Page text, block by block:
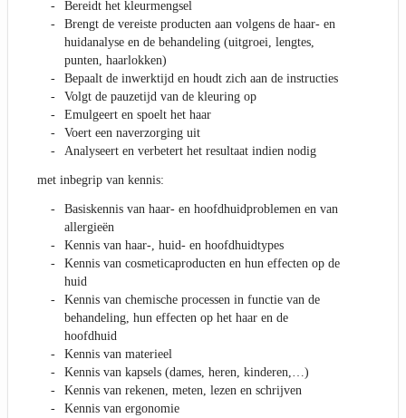
Bereidt het kleurmengsel
Brengt de vereiste producten aan volgens de haar- en
huidanalyse en de behandeling (uitgroei, lengtes,
punten, haarlokken)
Bepaalt de inwerktijd en houdt zich aan de instructies
Volgt de pauzetijd van de kleuring op
Emulgeert en spoelt het haar
Voert een naverzorging uit
Analyseert en verbetert het resultaat indien nodig
met inbegrip van kennis:
Basiskennis van haar- en hoofdhuidproblemen en van
allergieën
Kennis van haar-, huid- en hoofdhuidtypes
Kennis van cosmeticaproducten en hun effecten op de
huid
Kennis van chemische processen in functie van de
behandeling, hun effecten op het haar en de
hoofdhuid
Kennis van materieel
Kennis van kapsels (dames, heren, kinderen,…)
Kennis van rekenen, meten, lezen en schrijven
Kennis van ergonomie